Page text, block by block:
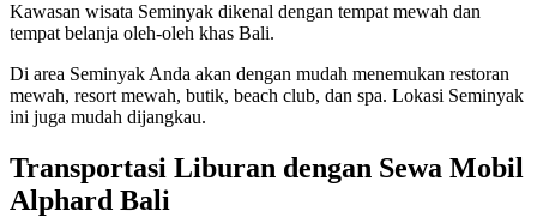
Kawasan wisata Seminyak dikenal dengan tempat mewah dan
tempat belanja oleh-oleh khas Bali.
Di area Seminyak Anda akan dengan mudah menemukan restoran
mewah, resort mewah, butik, beach club, dan spa. Lokasi Seminyak
ini juga mudah dijangkau.
Transportasi Liburan dengan Sewa Mobil
Alphard Bali